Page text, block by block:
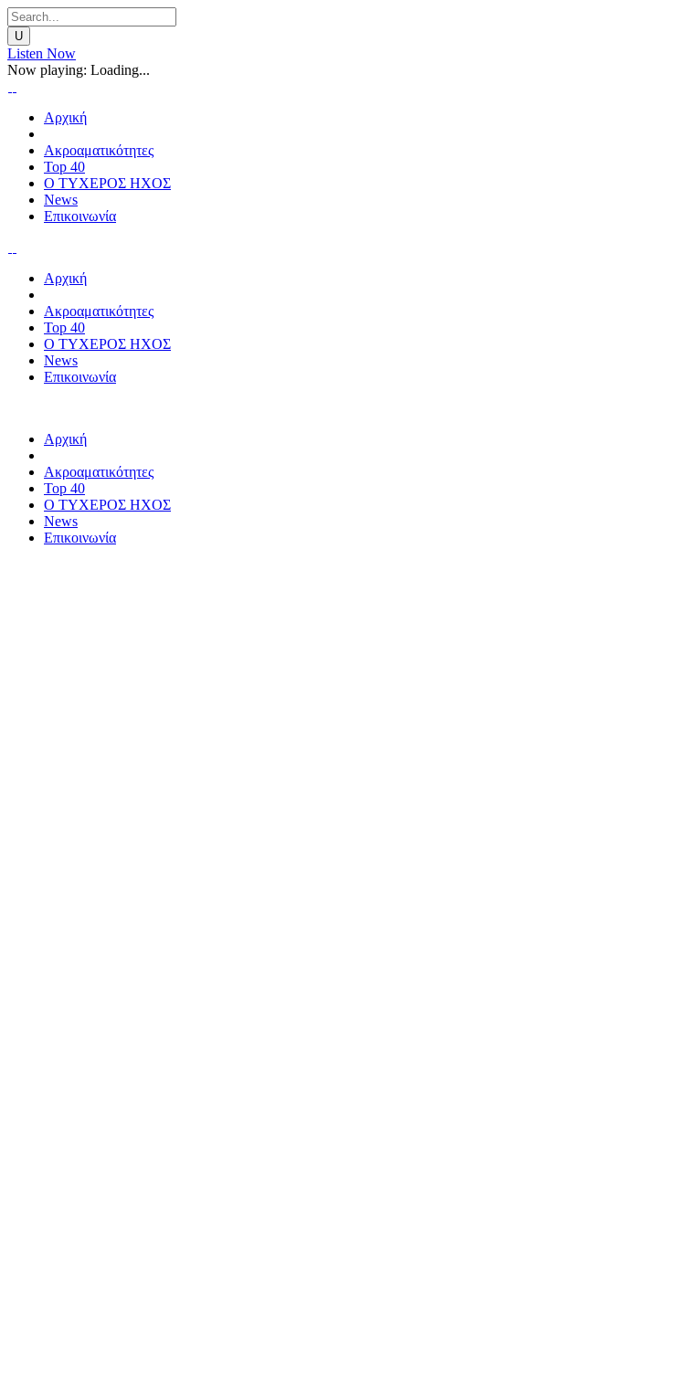
Listen Now
Now playing: Loading...
Αρχική
Ακροαματικότητες
Top 40
Ο ΤΥΧΕΡΟΣ ΗΧΟΣ
News
Επικοινωνία
Αρχική
Ακροαματικότητες
Top 40
Ο ΤΥΧΕΡΟΣ ΗΧΟΣ
News
Επικοινωνία
Αρχική
Ακροαματικότητες
Top 40
Ο ΤΥΧΕΡΟΣ ΗΧΟΣ
News
Επικοινωνία